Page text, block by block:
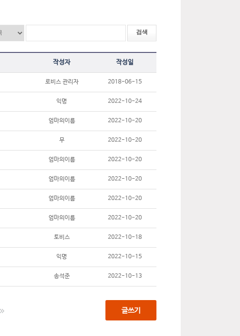
작성자 작성일
로비스 관리자 2018-06-15
익명 2022-10-24
엄마의이름 2022-10-20
무 2022-10-20
엄마의이름 2022-10-20
엄마의이름 2022-10-20
엄마의이름 2022-10-20
엄마의이름 2022-10-20
토비스 2022-10-18
익명 2022-10-15
송석준 2022-10-13